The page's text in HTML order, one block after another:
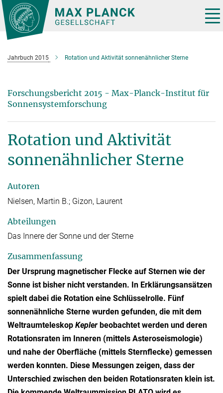
Hauptinhalt
Jahrbuch 2015 Rotation und Aktivität sonnenähnlicher Sterne
Forschungsbericht 2015 - Max-Planck-Institut für
Sonnensystemforschung
Rotation und Aktivität
sonnenähnlicher Sterne
Autoren
Nielsen, Martin B.; Gizon, Laurent
Abteilungen
Das Innere der Sonne und der Sterne
Zusammenfassung
Der Ursprung magnetischer Flecke auf Sternen wie der
Sonne ist bisher nicht verstanden. In Erklärungsansätzen
spielt dabei die Rotation eine Schlüsselrolle. Fünf
sonnenähnliche Sterne wurden gefunden, die mit dem
Weltraumteleskop Kepler beobachtet werden und deren
Rotationsraten im Inneren (mittels Asteroseismologie)
und nahe der Oberfläche (mittels Sternflecke) gemessen
werden konnten. Diese Messungen zeigen, dass der
Unterschied zwischen den beiden Rotationsraten klein ist.